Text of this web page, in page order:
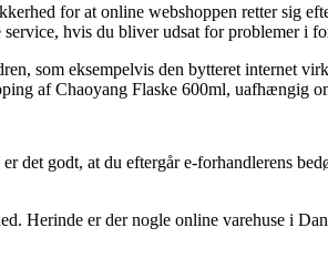
for at online webshoppen retter sig
hvis du bliver udsat for problemer i
som eksempelvis den bytteret internet
af Chaoyang Flaske 600ml, uafhængig
godt, at du eftergår e-forhandlerens
Herinde er der nogle online varehuse i